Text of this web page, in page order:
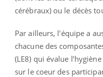
cérébraux) ou le décès
Par ailleurs, l'équipe a
chacune des
(LE8) qui évalue
sur le coeur des